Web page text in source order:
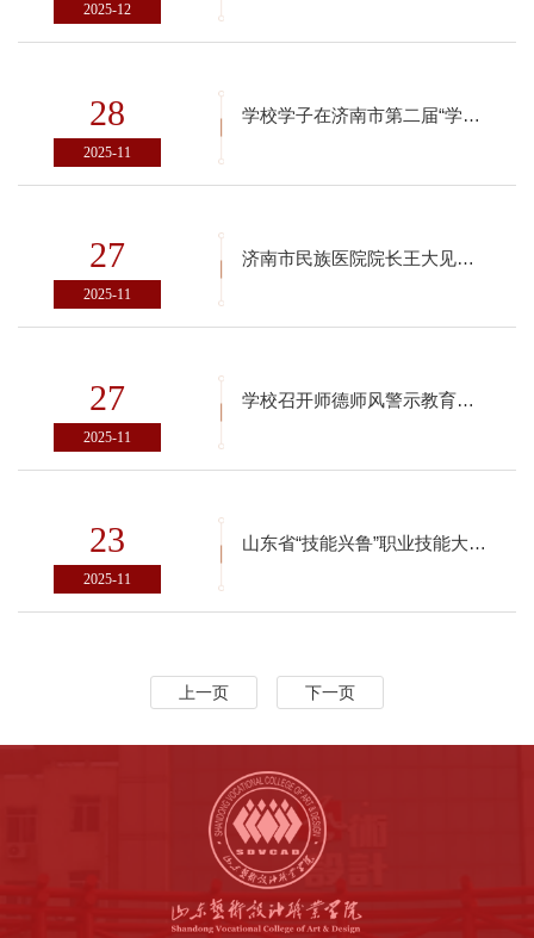
2025-12
28
2025-11
学校学子在济南市第二届“学习强国”学习达人挑战赛大学生赛决赛中取得佳绩
27
2025-11
济南市民族医院院长王大见一行来访学校
27
2025-11
学校召开师德师风警示教育专项会议
23
2025-11
山东省“技能兴鲁”职业技能大赛——2025年山东省广告行业职业技能竞赛圆满收官
上一页 下一页